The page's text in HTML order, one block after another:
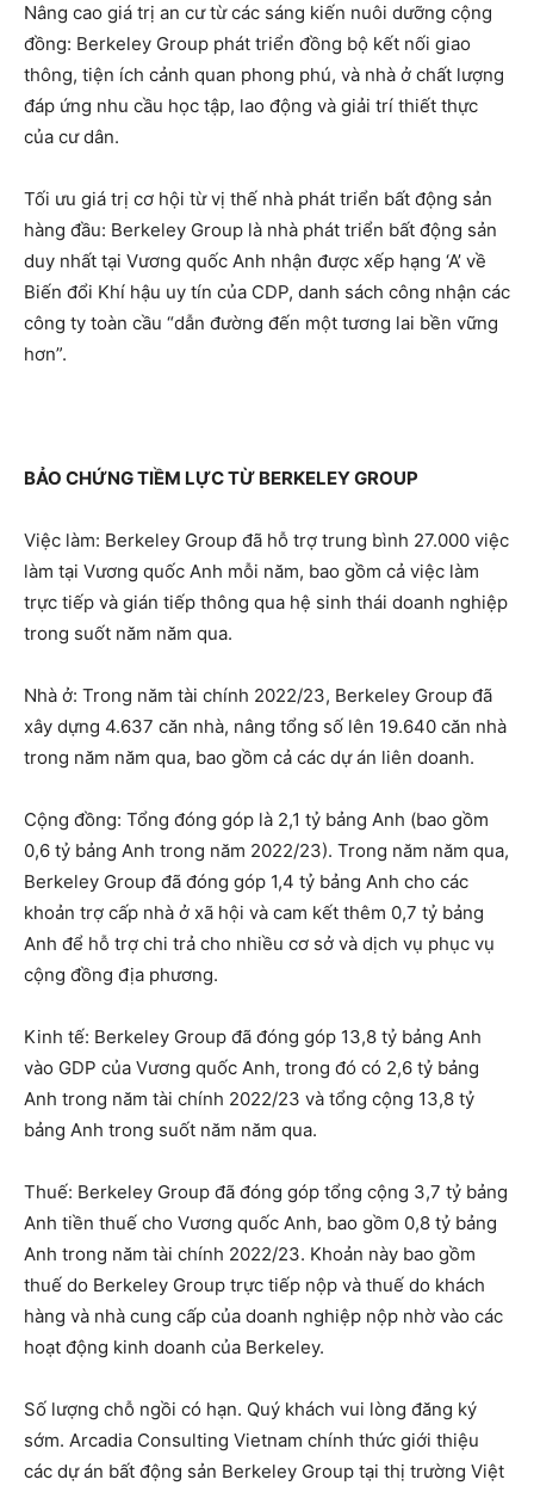
Nâng cao giá trị an cư từ các sáng kiến nuôi dưỡng cộng
đồng: Berkeley Group phát triển đồng bộ kết nối giao
thông, tiện ích cảnh quan phong phú, và nhà ở chất lượng
đáp ứng nhu cầu học tập, lao động và giải trí thiết thực
của cư dân.
Tối ưu giá trị cơ hội từ vị thế nhà phát triển bất động sản
hàng đầu: Berkeley Group là nhà phát triển bất động sản
duy nhất tại Vương quốc Anh nhận được xếp hạng ‘A’ về
Biến đổi Khí hậu uy tín của CDP, danh sách công nhận các
công ty toàn cầu “dẫn đường đến một tương lai bền vững
hơn”.
BẢO CHỨNG TIỀM LỰC TỪ BERKELEY GROUP
Việc làm: Berkeley Group đã hỗ trợ trung bình 27.000 việc
làm tại Vương quốc Anh mỗi năm, bao gồm cả việc làm
trực tiếp và gián tiếp thông qua hệ sinh thái doanh nghiệp
trong suốt năm năm qua.
Nhà ở: Trong năm tài chính 2022/23, Berkeley Group đã
xây dựng 4.637 căn nhà, nâng tổng số lên 19.640 căn nhà
trong năm năm qua, bao gồm cả các dự án liên doanh.
Cộng đồng: Tổng đóng góp là 2,1 tỷ bảng Anh (bao gồm
0,6 tỷ bảng Anh trong năm 2022/23). Trong năm năm qua,
Berkeley Group đã đóng góp 1,4 tỷ bảng Anh cho các
khoản trợ cấp nhà ở xã hội và cam kết thêm 0,7 tỷ bảng
Anh để hỗ trợ chi trả cho nhiều cơ sở và dịch vụ phục vụ
cộng đồng địa phương.
Kinh tế: Berkeley Group đã đóng góp 13,8 tỷ bảng Anh
vào GDP của Vương quốc Anh, trong đó có 2,6 tỷ bảng
Anh trong năm tài chính 2022/23 và tổng cộng 13,8 tỷ
bảng Anh trong suốt năm năm qua.
Thuế: Berkeley Group đã đóng góp tổng cộng 3,7 tỷ bảng
Anh tiền thuế cho Vương quốc Anh, bao gồm 0,8 tỷ bảng
Anh trong năm tài chính 2022/23. Khoản này bao gồm
thuế do Berkeley Group trực tiếp nộp và thuế do khách
hàng và nhà cung cấp của doanh nghiệp nộp nhờ vào các
hoạt động kinh doanh của Berkeley.
Số lượng chỗ ngồi có hạn. Quý khách vui lòng đăng ký
sớm. Arcadia Consulting Vietnam chính thức giới thiệu
các dự án bất động sản Berkeley Group tại thị trường Việt